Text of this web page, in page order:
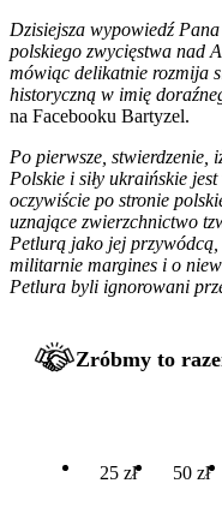
Dzisiejsza wypowiedź
polskiego zwycięstwa nad
mówiąc delikatnie rozmija
historyczną w imię
na Facebooku Bartyzel.
Po pierwsze, stwierdzenie,
Polskie i siły ukraińskie
oczywiście po stronie
uznające zwierzchnictwo
Petlurą jako jej przywódcą,
militarnie margines i o
Petlura byli ignorowani
Zróbmy to
25 zł 50 zł